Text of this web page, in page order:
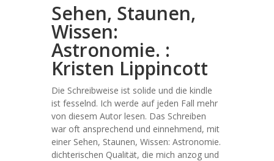
Sehen, Staunen,
Wissen:
Astronomie. :
Kristen Lippincott
Die Schreibweise ist solide und die kindle
ist fesselnd. Ich werde auf jeden Fall mehr
von diesem Autor lesen. Das Schreiben
war oft ansprechend und einnehmend, mit
einer Sehen, Staunen, Wissen: Astronomie.
dichterischen Qualität, die mich anzog und